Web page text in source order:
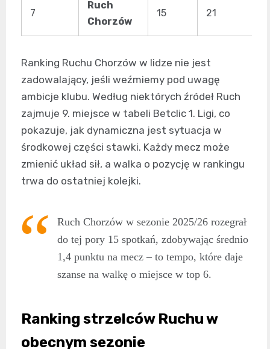
7
Ruch
Chorzów
15 21
Ranking Ruchu Chorzów w lidze nie jest
zadowalający, jeśli weźmiemy pod uwagę
ambicje klubu. Według niektórych źródeł Ruch
zajmuje 9. miejsce w tabeli Betclic 1. Ligi, co
pokazuje, jak dynamiczna jest sytuacja w
środkowej części stawki. Każdy mecz może
zmienić układ sił, a walka o pozycję w rankingu
trwa do ostatniej kolejki.
Ruch Chorzów w sezonie 2025/26 rozegrał
do tej pory 15 spotkań, zdobywając średnio
1,4 punktu na mecz – to tempo, które daje
szanse na walkę o miejsce w top 6.
Ranking strzelców Ruchu w
obecnym sezonie